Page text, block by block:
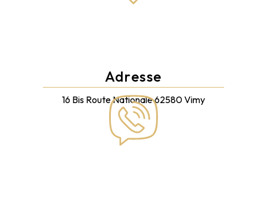
Adresse
16 Bis Route Nationale62580 Vimy